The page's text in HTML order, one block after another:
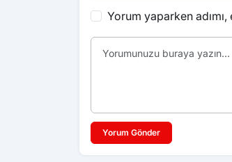
Yorum yaparken
Yorum Gönder